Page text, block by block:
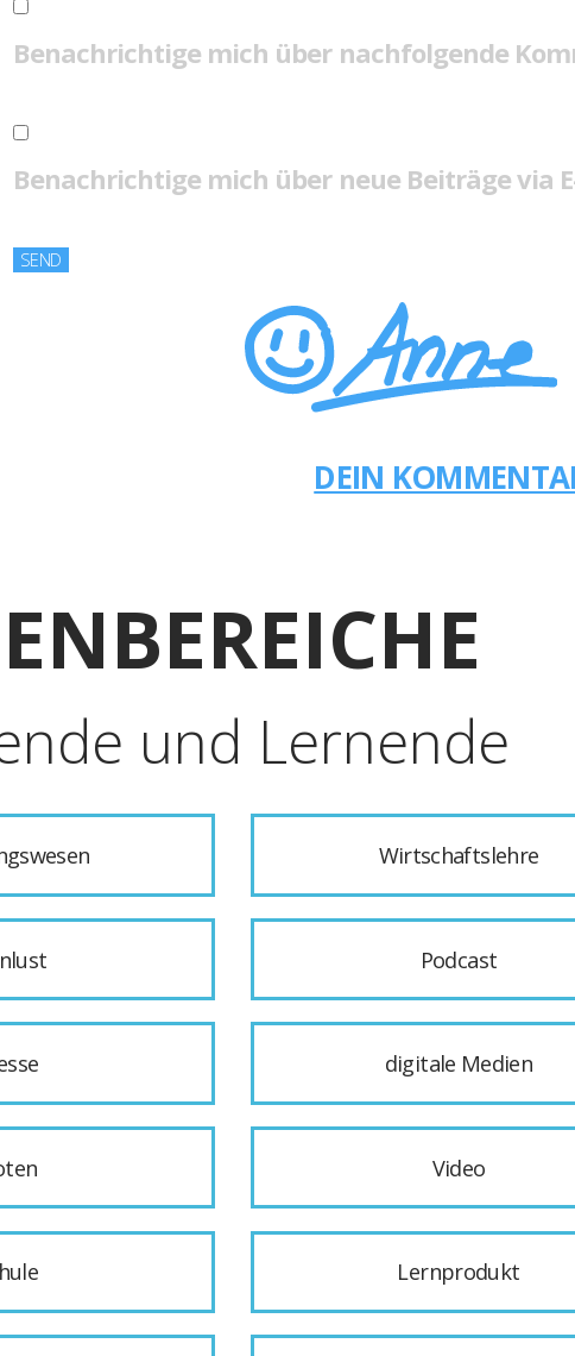
Benachrichtige mich über nachfolgende
Benachrichtige mich über neue Beiträge via
DEIN
und Lernende
Wirtschaftslehre
Podcast
digitale Medien
Video
Lernprodukt